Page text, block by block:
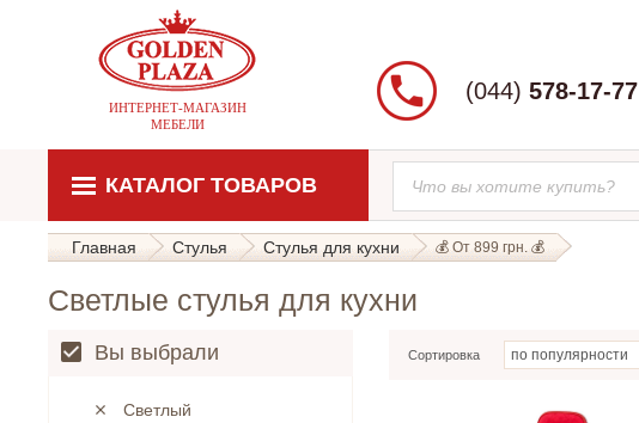
ИНТЕРНЕТ-МАГАЗИН
МЕБЕЛИ
(044) 578-17-77
КАТАЛОГ ТОВАРОВ
Главная Стулья Стулья для кухни 💰 От 899 грн. 💰
Светлые стулья для кухни
Вы выбрали
Светлый
Сортировка